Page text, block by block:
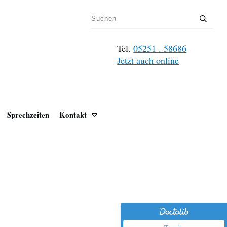
Tel.05251 . 58686
Jetzt auch online
Sprechzeiten Kontakt